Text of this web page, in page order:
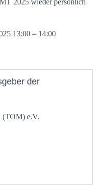
2025 wieder persönlich
13:00 – 14:00
der
(TOM) e.V.